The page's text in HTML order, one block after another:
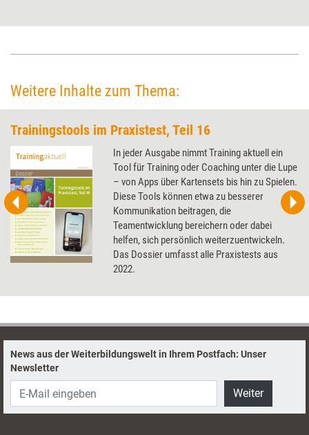
Weitere Inhalte zum Thema:
Trainingstools im Praxistest, Teil 16
In jeder Ausgabe nimmt Training aktuell ein
Tool für Training oder Coaching unter die Lupe
– von Apps über Kartensets bis hin zu Spielen.
Diese Tools können etwa zu besserer
Kommunikation beitragen, die
Teamentwicklung bereichern oder dabei
helfen, sich persönlich weiterzuentwickeln.
Das Dossier umfasst alle Praxistests aus
2022.
News aus der Weiterbildungswelt in Ihrem Postfach: Unser
Newsletter
Weiter